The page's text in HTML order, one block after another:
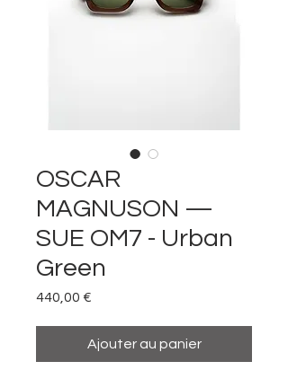
OSCAR
MAGNUSON —
SUE OM7 - Urban
Green
440,00 €
Ajouter au panier